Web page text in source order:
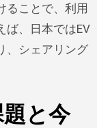
ることで、利用
ば、日本ではEV
、シェアリング
と今